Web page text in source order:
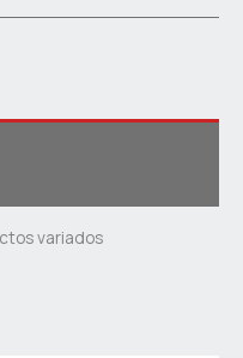
variados